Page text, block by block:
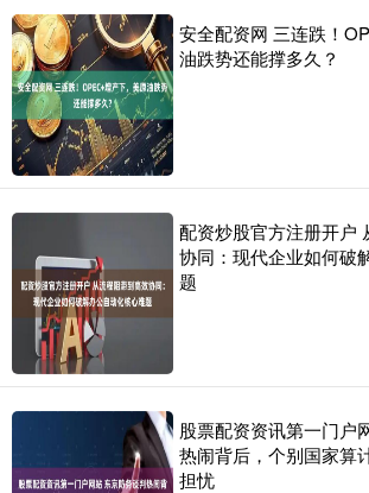
安全配资网 三连跌！
油跌势还能撑多久？
配资炒股官方注册开户
协同：现代企业如何破
题
股票配资资讯第一门户
热闹背后，个别国家算
担忧